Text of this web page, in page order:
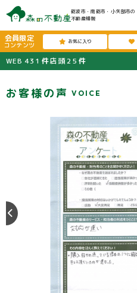
砺波市・南砺市・小矢部市の
不動産情報
会員限定
コンテンツ お気に入り
WEB 431 件店頭25 件
お客様の声 VOICE